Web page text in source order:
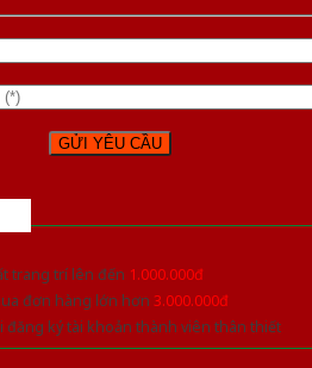
trang trí lên đến 1.000.000đ
đơn hàng lớn hơn 3.000.000đ
đăng ký tài khoản thành viên thân thiết